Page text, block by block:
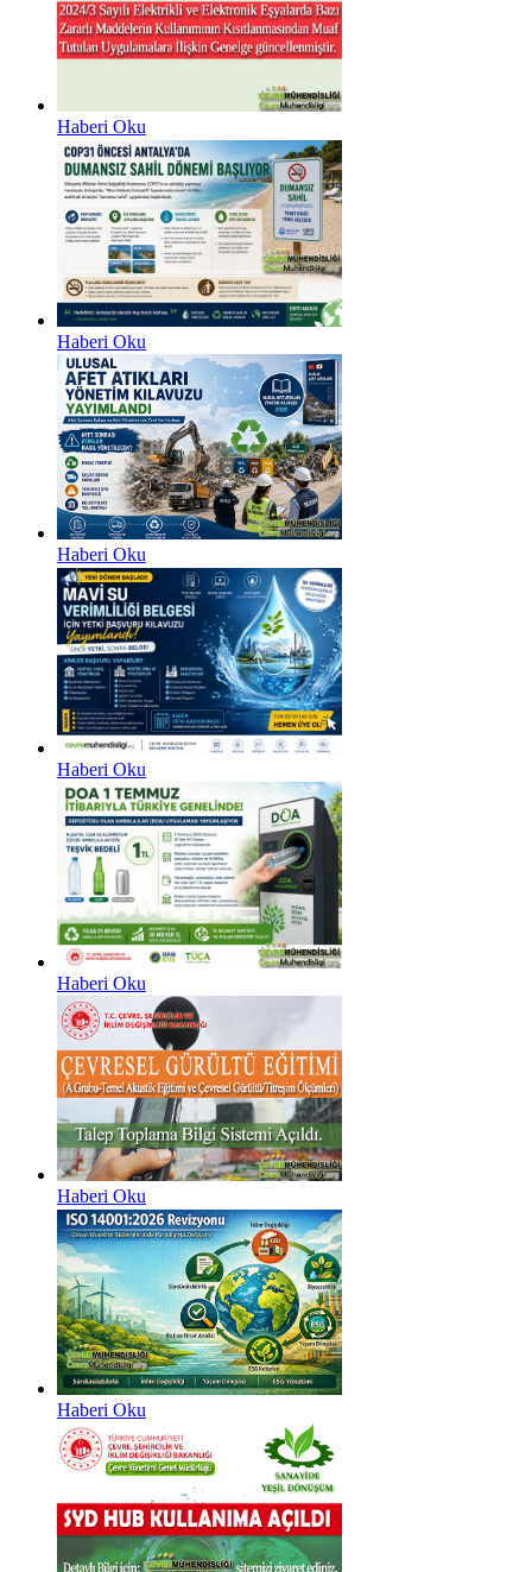
Haberi Oku
Haberi Oku
Haberi Oku
Haberi Oku
Haberi Oku
Haberi Oku
Haberi Oku